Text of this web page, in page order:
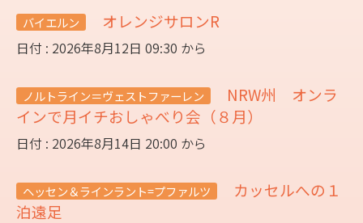
バイエルン オレンジサロンR
日付 : 2026年8月12日 09:30 から
ノルトライン＝ヴェストファーレン
NRW州 オンラ
インで月イチおしゃべり会（８月）
日付 : 2026年8月14日 20:00 から
ヘッセン＆ラインラント=プファルツ
カッセルへの１
泊遠足